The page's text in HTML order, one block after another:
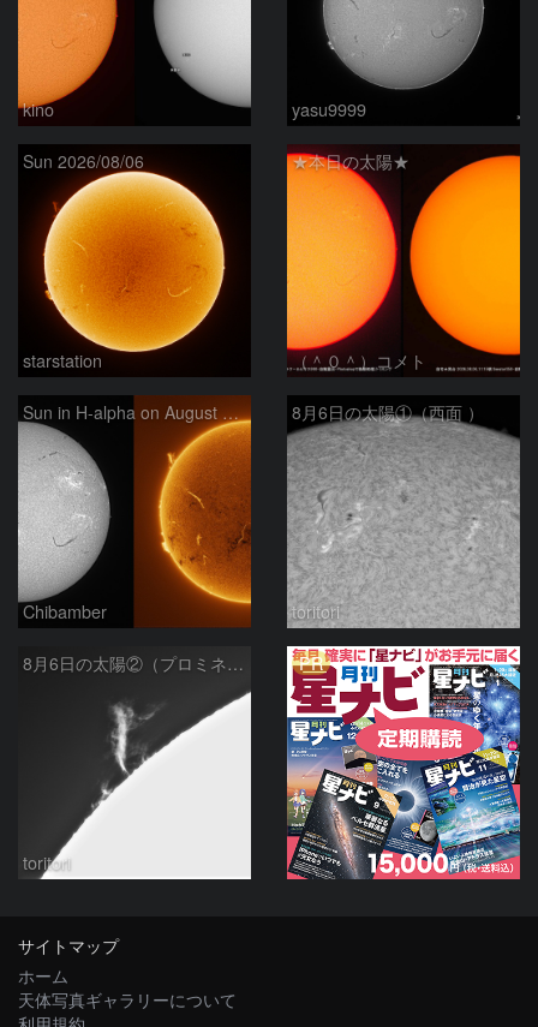
kino yasu9999
Sun 2026/08/06
starstation
★本日の太陽★
（＾０＾）コメト
Sun in H-alpha on August 6, 2026
Chibamber
8月6日の太陽①（西面 ）
toritori
8月6日の太陽②（プロミネン北東縁 ）
toritori
PR
サイトマップ
ホーム
天体写真ギャラリーについて